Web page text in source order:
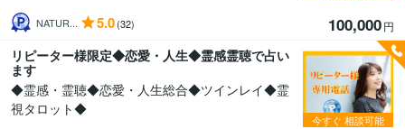
NATUR... 5.0(32) 100,000円
リピーター様限定◆恋愛・人生◆霊感霊聴で占い
ます
◆霊感・霊聴◆恋愛・人生総合◆ツインレイ◆霊
視タロット◆
今すぐ 相談可能